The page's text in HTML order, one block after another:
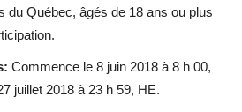
du Québec, âgés de 18 ans ou plus
Commence le 8 juin 2018 à 8 h 00,
juillet 2018 à 23 h 59, HE.